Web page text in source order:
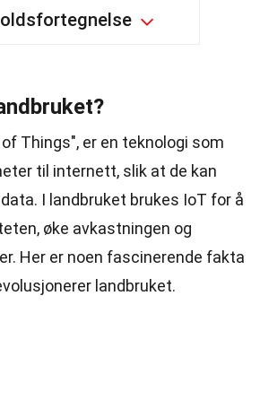
Things", er en teknologi som
til internett, slik at de kan
I landbruket brukes IoT for å
øke avkastningen og
Her er noen fascinerende fakta
landbruket.